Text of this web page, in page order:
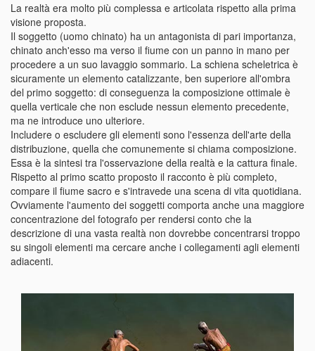
La realtà era molto più complessa e articolata rispetto alla prima
visione proposta.
Il soggetto (uomo chinato) ha un antagonista di pari importanza,
chinato anch'esso ma verso il fiume con un panno in mano per
procedere a un suo lavaggio sommario. La schiena scheletrica è
sicuramente un elemento catalizzante, ben superiore all'ombra
del primo soggetto: di conseguenza la composizione ottimale è
quella verticale che non esclude nessun elemento precedente,
ma ne introduce uno ulteriore.
Includere o escludere gli elementi sono l'essenza dell'arte della
distribuzione, quella che comunemente si chiama composizione.
Essa è la sintesi tra l'osservazione della realtà e la cattura finale.
Rispetto al primo scatto proposto il racconto è più completo,
compare il fiume sacro e s'intravede una scena di vita quotidiana.
Ovviamente l'aumento dei soggetti comporta anche una maggiore
concentrazione del fotografo per rendersi conto che la
descrizione di una vasta realtà non dovrebbe concentrarsi troppo
su singoli elementi ma cercare anche i collegamenti agli elementi
adiacenti.